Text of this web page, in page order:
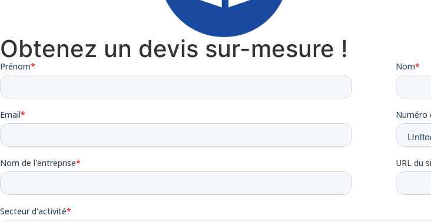
Obtenez un devis sur-mesure !